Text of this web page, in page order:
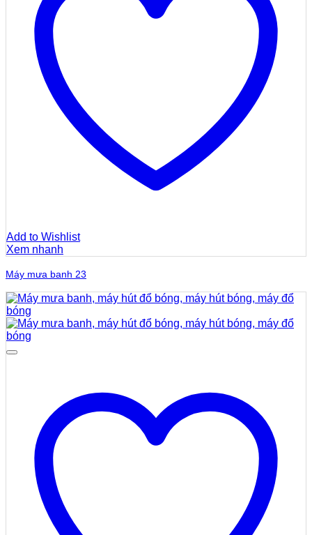
Add to Wishlist
Xem nhanh
Máy mưa banh 23